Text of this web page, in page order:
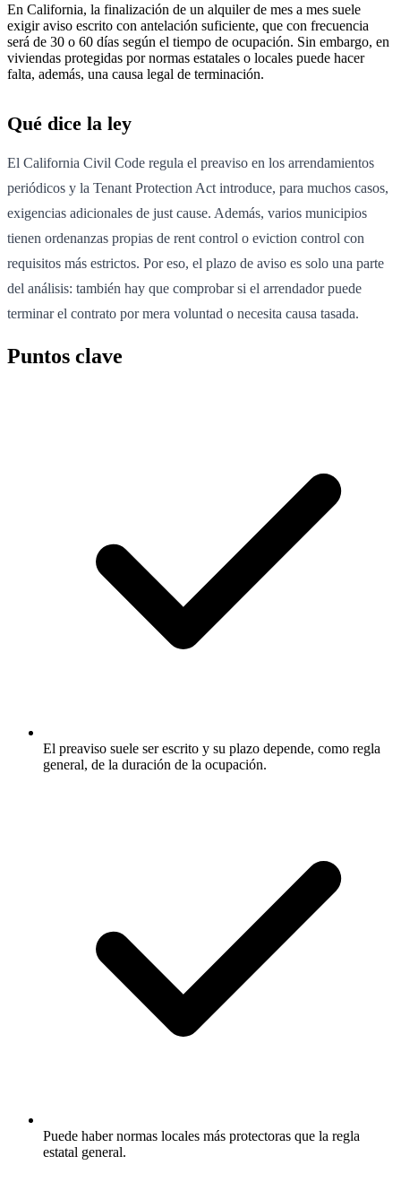
En California, la finalización de un alquiler de mes a mes suele
exigir aviso escrito con antelación suficiente, que con frecuencia
será de 30 o 60 días según el tiempo de ocupación. Sin embargo, en
viviendas protegidas por normas estatales o locales puede hacer
falta, además, una causa legal de terminación.
Qué dice la ley
El California Civil Code regula el preaviso en los arrendamientos
periódicos y la Tenant Protection Act introduce, para muchos casos,
exigencias adicionales de just cause. Además, varios municipios
tienen ordenanzas propias de rent control o eviction control con
requisitos más estrictos. Por eso, el plazo de aviso es solo una parte
del análisis: también hay que comprobar si el arrendador puede
terminar el contrato por mera voluntad o necesita causa tasada.
Puntos clave
El preaviso suele ser escrito y su plazo depende, como regla
general, de la duración de la ocupación.
Puede haber normas locales más protectoras que la regla
estatal general.